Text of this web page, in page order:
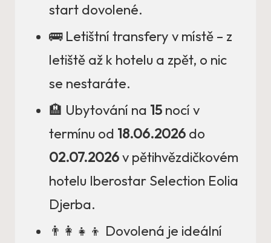
start dovolené.
🚌 Letištní transfery v místě – z
letiště až k hotelu a zpět, o nic
se nestaráte.
🏨 Ubytování na 15 nocí v
termínu od 18.06.2026 do
02.07.2026v pětihvězdičkovém
hotelu Iberostar Selection Eolia
Djerba.
👨‍👩‍👧‍👦 Dovolená je ideální